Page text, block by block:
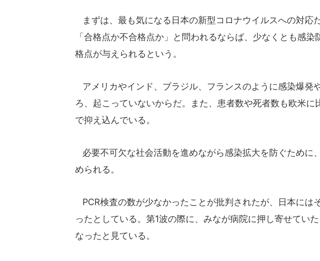
まずは、最も気になる日本の新型コロナウイルスへの対応
「合格点か不合格点か」と問われるならば、少なくとも感
格点が与えられるという。
アメリカやインド、ブラジル、フランスのように感染爆発
ろ、起こっていないからだ。また、患者数や死者数も欧米に
で抑え込んでいる。
必要不可欠な社会活動を進めながら感染拡大を防ぐために
められる。
PCR検査の数が少なかったことが批判されたが、日本には
ったとしている。第1波の際に、みなが病院に押し寄せてい
なったと見ている。